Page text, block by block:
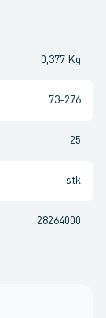
0,377 Kg
73-276
25
stk
28264000